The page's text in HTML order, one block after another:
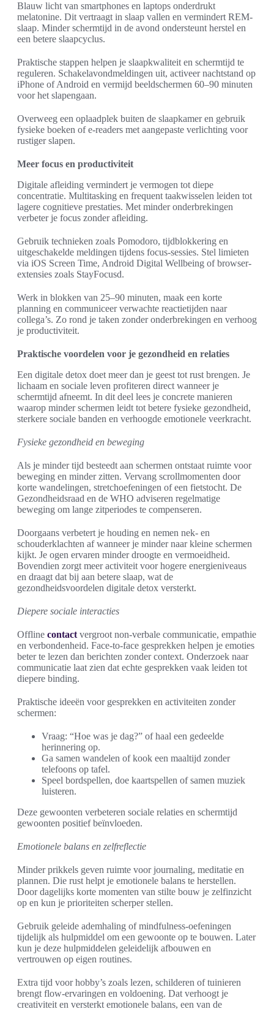
Blauw licht van smartphones en laptops onderdrukt
melatonine. Dit vertraagt in slaap vallen en vermindert REM-
slaap. Minder schermtijd in de avond ondersteunt herstel en
een betere slaapcyclus.
Praktische stappen helpen je slaapkwaliteit en schermtijd te
reguleren. Schakelavondmeldingen uit, activeer nachtstand op
iPhone of Android en vermijd beeldschermen 60–90 minuten
voor het slapengaan.
Overweeg een oplaadplek buiten de slaapkamer en gebruik
fysieke boeken of e-readers met aangepaste verlichting voor
rustiger slapen.
Meer focus en productiviteit
Digitale afleiding vermindert je vermogen tot diepe
concentratie. Multitasking en frequent taakwisselen leiden tot
lagere cognitieve prestaties. Met minder onderbrekingen
verbeter je focus zonder afleiding.
Gebruik technieken zoals Pomodoro, tijdblokkering en
uitgeschakelde meldingen tijdens focus-sessies. Stel limieten
via iOS Screen Time, Android Digital Wellbeing of browser-
extensies zoals StayFocusd.
Werk in blokken van 25–90 minuten, maak een korte
planning en communiceer verwachte reactietijden naar
collega’s. Zo rond je taken zonder onderbrekingen en verhoog
je productiviteit.
Praktische voordelen voor je gezondheid en relaties
Een digitale detox doet meer dan je geest tot rust brengen. Je
lichaam en sociale leven profiteren direct wanneer je
schermtijd afneemt. In dit deel lees je concrete manieren
waarop minder schermen leidt tot betere fysieke gezondheid,
sterkere sociale banden en verhoogde emotionele veerkracht.
Fysieke gezondheid en beweging
Als je minder tijd besteedt aan schermen ontstaat ruimte voor
beweging en minder zitten. Vervang scrollmomenten door
korte wandelingen, stretchoefeningen of een fietstocht. De
Gezondheidsraad en de WHO adviseren regelmatige
beweging om lange zitperiodes te compenseren.
Doorgaans verbetert je houding en nemen nek- en
schouderklachten af wanneer je minder naar kleine schermen
kijkt. Je ogen ervaren minder droogte en vermoeidheid.
Bovendien zorgt meer activiteit voor hogere energieniveaus
en draagt dat bij aan betere slaap, wat de
gezondheidsvoordelen digitale detox versterkt.
Diepere sociale interacties
Offline contact vergroot non-verbale communicatie, empathie
en verbondenheid. Face-to-face gesprekken helpen je emoties
beter te lezen dan berichten zonder context. Onderzoek naar
communicatie laat zien dat echte gesprekken vaak leiden tot
diepere binding.
Praktische ideeën voor gesprekken en activiteiten zonder
schermen:
Vraag: “Hoe was je dag?” of haal een gedeelde
herinnering op.
Ga samen wandelen of kook een maaltijd zonder
telefoons op tafel.
Speel bordspellen, doe kaartspellen of samen muziek
luisteren.
Deze gewoonten verbeteren sociale relaties en schermtijd
gewoonten positief beïnvloeden.
Emotionele balans en zelfreflectie
Minder prikkels geven ruimte voor journaling, meditatie en
plannen. Die rust helpt je emotionele balans te herstellen.
Door dagelijks korte momenten van stilte bouw je zelfinzicht
op en kun je prioriteiten scherper stellen.
Gebruik geleide ademhaling of mindfulness-oefeningen
tijdelijk als hulpmiddel om een gewoonte op te bouwen. Later
kun je deze hulpmiddelen geleidelijk afbouwen en
vertrouwen op eigen routines.
Extra tijd voor hobby’s zoals lezen, schilderen of tuinieren
brengt flow-ervaringen en voldoening. Dat verhoogt je
creativiteit en versterkt emotionele balans, een van de